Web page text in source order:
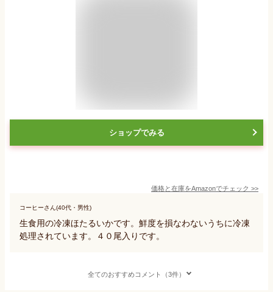
ショップでみる
価格と在庫をAmazonでチェック >>
コーヒーさん(40代・男性)
生食用の冷凍ほたるいかです。鮮度を損なわないうちに冷凍
処理されています。４０尾入りです。
全てのおすすめコメント（3件）